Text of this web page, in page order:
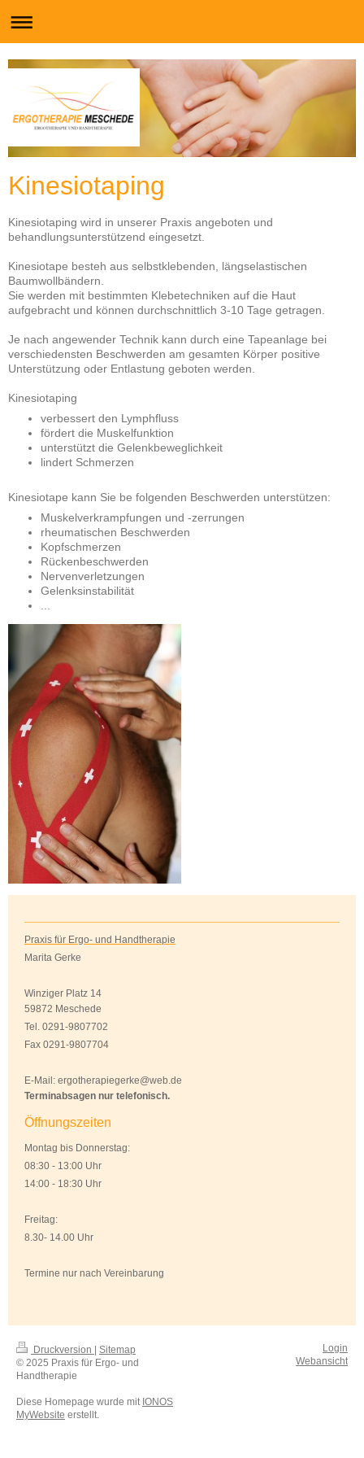
Kinesiotaping
Kinesiotaping wird in unserer Praxis angeboten und
behandlungsunterstützend eingesetzt.
Kinesiotape besteh aus selbstklebenden, längselastischen
Baumwollbändern.
Sie werden mit bestimmten Klebetechniken auf die Haut
aufgebracht und können durchschnittlich 3-10 Tage getragen.
Je nach angewender Technik kann durch eine Tapeanlage bei
verschiedensten Beschwerden am gesamten Körper positive
Unterstützung oder Entlastung geboten werden.
Kinesiotaping
verbessert den Lymphfluss
fördert die Muskelfunktion
unterstützt die Gelenkbeweglichkeit
lindert Schmerzen
Kinesiotape kann Sie be folgenden Beschwerden unterstützen:
Muskelverkrampfungen und -zerrungen
rheumatischen Beschwerden
Kopfschmerzen
Rückenbeschwerden
Nervenverletzungen
Gelenksinstabilität
Praxis für Ergo- und Handtherapie
Marita Gerke
Winziger Platz 14
59872 Meschede
Tel. 0291-9807702
Fax 0291-9807704
E-Mail: ergotherapiegerke@web.de
Terminabsagen nur telefonisch.
Öffnungszeiten
Montag bis Donnerstag:
08:30 - 13:00 Uhr
14:00 - 18:30 Uhr
Freitag:
8.30- 14.00 Uhr
Termine nur nach Vereinbarung
Druckversion | Sitemap
© 2025 Praxis für Ergo- und
Handtherapie
Diese Homepage wurde mit IONOS
MyWebsite erstellt.
Login
Webansicht